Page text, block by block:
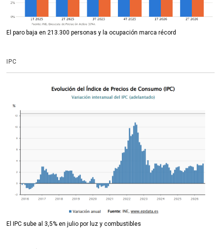
El paro baja en 213.300 personas y la ocupación marca récord
IPC
El IPC sube al 3,5% en julio por luz y combustibles